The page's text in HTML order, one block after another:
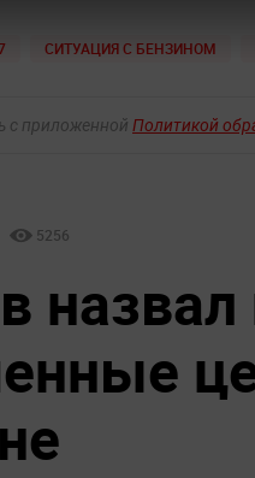
СИТУАЦИЯ С БЕНЗИНОМ
с приложенной Политикой
5256